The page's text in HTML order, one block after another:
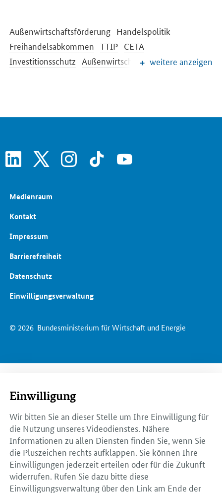
Außenwirtschaftsförderung Handelspolitik
Freihandelsabkommen TTIP CETA
Investitionsschutz Außenwirtschaftsrechtweitere anzeigen
linkedin instagram tiktok youtube
© 2026 Bundesministerium für Wirtschaft und Energie
Medienraum
Kontakt
Impressum
Barrierefreiheit
Datenschutz
Einwilligungsverwaltung
Einwilligung
Wir bitten Sie an dieser Stelle um Ihre Einwilligung für
die Nutzung unseres Videodienstes. Nähere
Informationen zu allen Diensten finden Sie, wenn Sie
die Pluszeichen rechts aufklappen. Sie können Ihre
Einwilligungen jederzeit erteilen oder für die Zukunft
widerrufen. Rufen Sie dazu bitte diese
Einwilligungsverwaltung über den Link am Ende der